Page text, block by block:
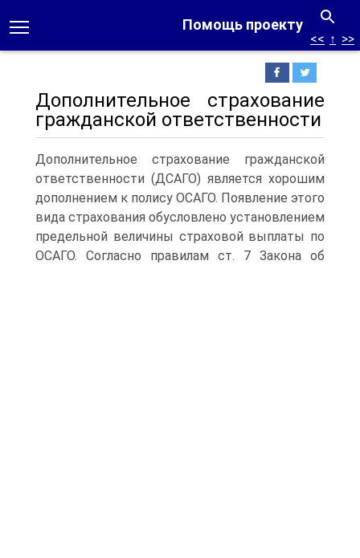
Помощь проекту
<< ↑ >>
Дополнительное страхование
гражданской ответственности
Дополнительное страхование гражданской
ответственности (ДСАГО) является хорошим
дополнением к полису ОСАГО. Появление этого
вида страхования обусловлено установлением
предельной величины страховой выплаты по
ОСАГО. Согласно правилам ст. 7 Закона об